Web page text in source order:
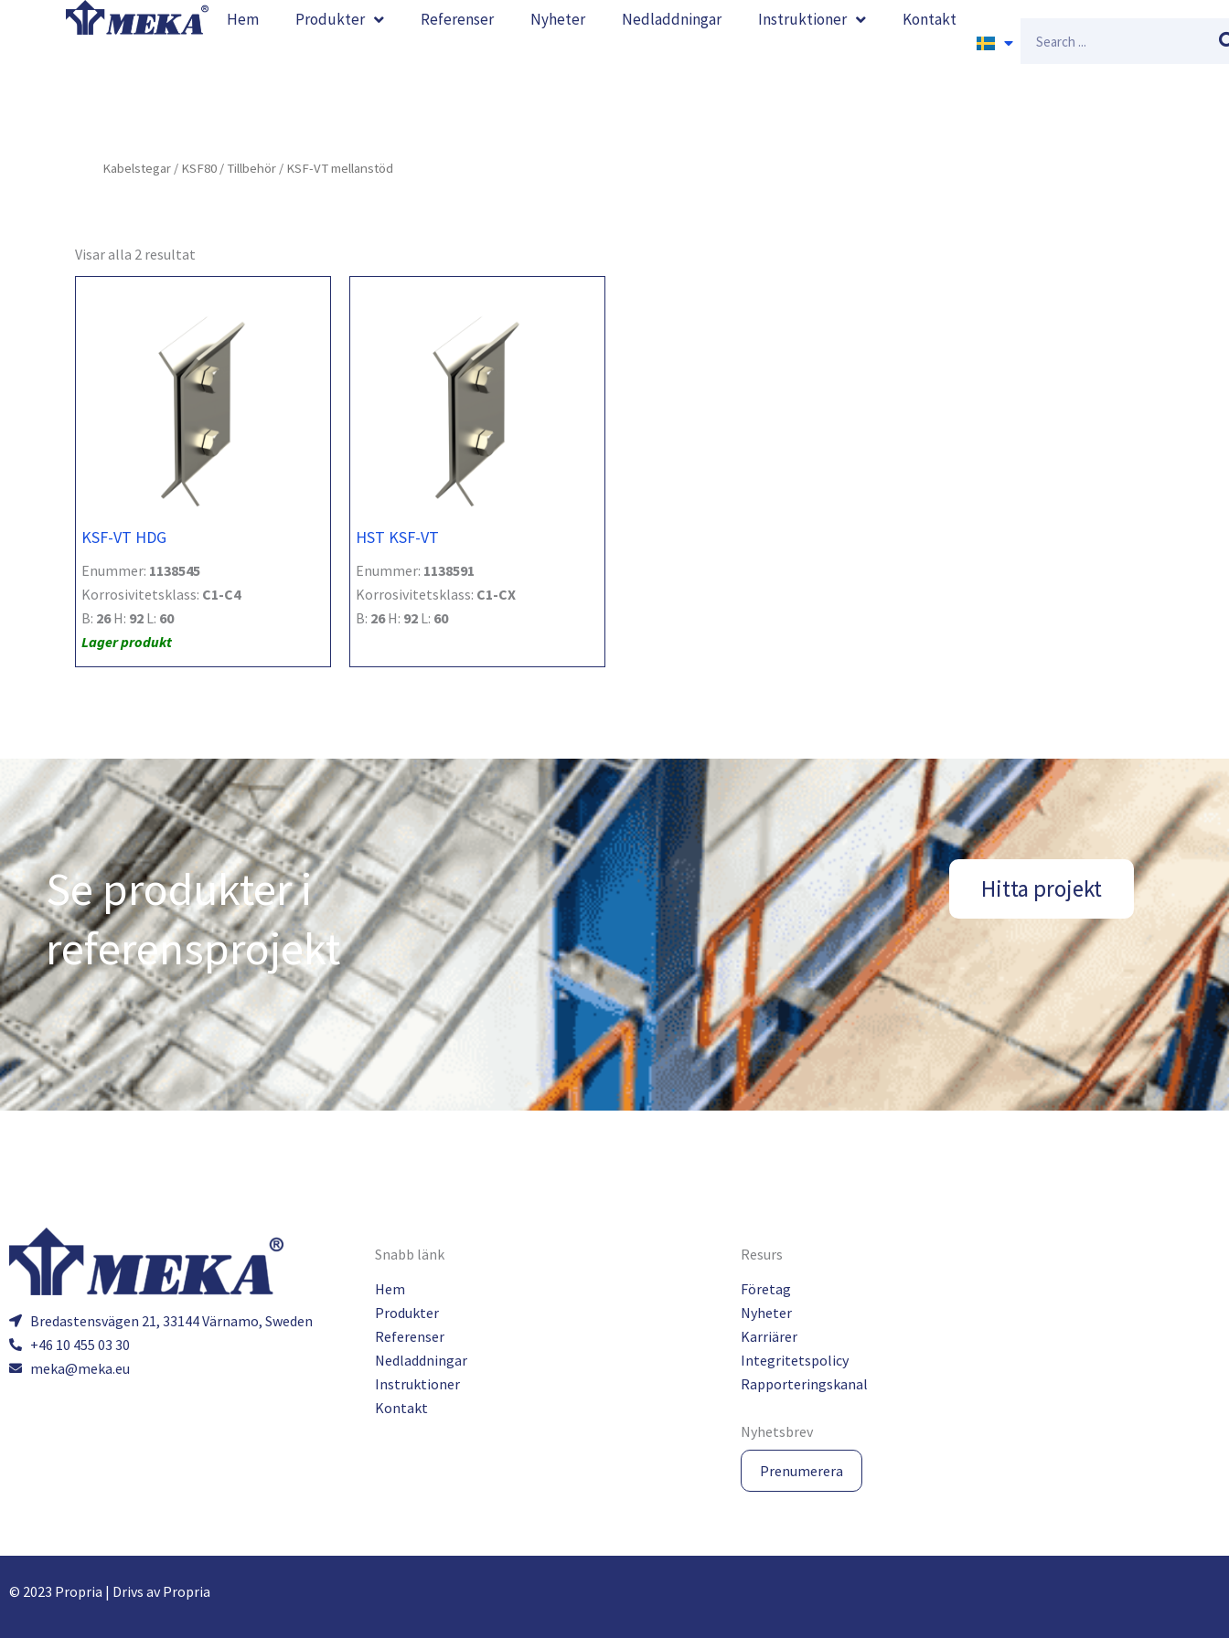
Hem Produkter Referenser Nyheter Nedladdningar Instruktioner Kontakt
Kabelstegar / KSF80 / Tillbehör / KSF-VT mellanstöd
Visar alla 2 resultat
KSF-VT HDG
Enummer: 1138545
Korrosivitetsklass: C1-C4
B: 26H: 92 L: 60
Lager produkt
HST KSF-VT
Enummer: 1138591
Korrosivitetsklass: C1-CX
B: 26H: 92 L: 60
Se produkter i
referensprojekt
Hitta projekt
Bredastensvägen 21, 33144 Värnamo, Sweden
+46 10 455 03 30
meka@meka.eu
Snabb länk
Hem
Produkter
Referenser
Nedladdningar
Instruktioner
Kontakt
Resurs
Företag
Nyheter
Karriärer
Integritetspolicy
Rapporteringskanal
Nyhetsbrev
Prenumerera
© 2023 Propria | Drivs av Propria